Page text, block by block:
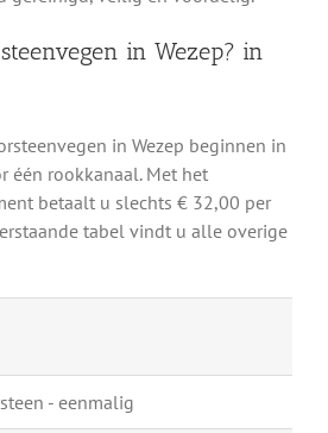
in Wezep? in
in Wezep beginnen in
één rookkanaal. Met het
betaalt u slechts € 32,00 per
tabel vindt u alle overige
- eenmalig